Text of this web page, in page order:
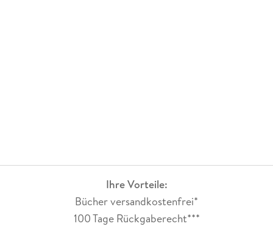
Ihre Vorteile:
Bücher versandkostenfrei*
100 Tage Rückgaberecht***